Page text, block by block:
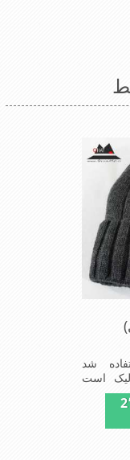
لایه خز
سرما را
شد
است
بافت و
ومناسب